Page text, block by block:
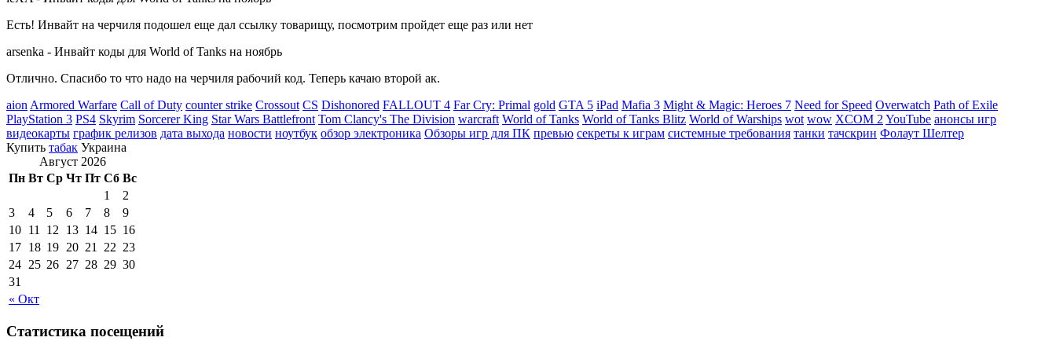
Есть! Инвайт на черчиля подошел еще дал ссылку товарищу, посмотрим пройдет еще раз или нет
arsenka - Инвайт коды для World of Tanks на ноябрь
Отлично. Спасибо то что надо на черчиля рабочий код. Теперь качаю второй ак.
aion Armored Warfare Call of Duty counter strike Crossout CS Dishonored FALLOUT 4 Far Cry: Primal gold GTA 5 iPad Mafia 3 Might & Magic: Heroes 7 Need for Speed Overwatch Path of Exile
PlayStation 3 PS4 Skyrim Sorcerer King Star Wars Battlefront Tom Clancy's The Division warcraft World of Tanks World of Tanks Blitz World of Warships wot wow XCOM 2 YouTube анонсы игр
видеокарты график релизов дата выхода новости ноутбук обзор электроника Обзоры игр для ПК превью секреты к играм системные требования танки тачскрин Фолаут Шелтер
Купить табак Украина
Август 2026
Пн Вт Ср Чт Пт Сб Вс
« Окт
1
2
3
4 5 6 7 8
9
10 11 12 13 14 15 16
17 18 19 20 21 22 23
24 25 26 27 28 29 30
31
Статистика посещений